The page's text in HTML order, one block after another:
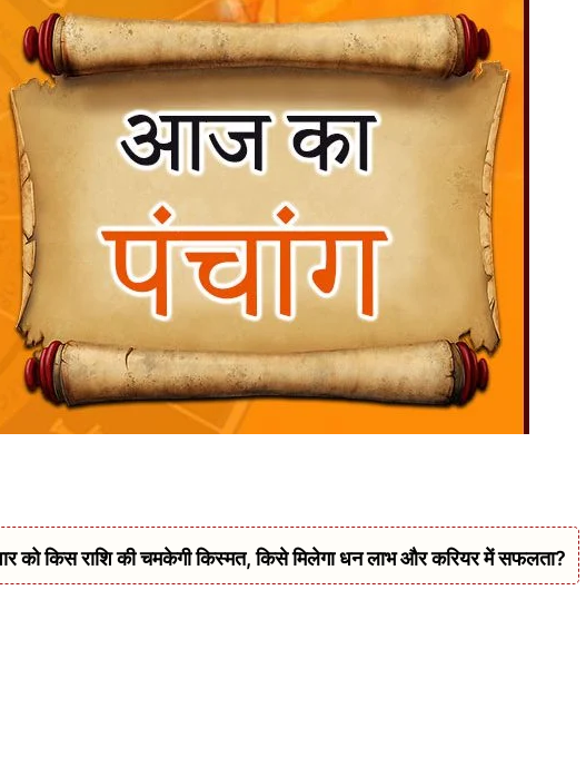
किस राशि की चमकेगी किस्मत, किसे मिलेगा धन लाभ और करियर में सफलता?